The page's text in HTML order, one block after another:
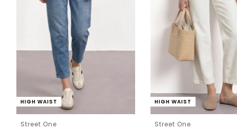
HIGH WAIST
Street One
HIGH WAIST
Street One